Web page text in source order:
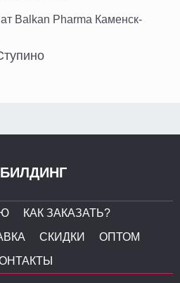
Balkan Pharma Каменск-
КАК ЗАКАЗАТЬ?
СКИДКИ
ОПТОМ